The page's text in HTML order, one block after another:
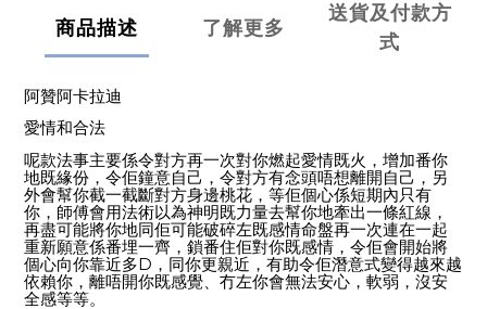
商品描述 了解更多
送貨及付款方
式
阿贊阿卡拉迪
愛情和合法
呢款法事主要係令對方再一次對你燃起愛情既火，增加番你
地既緣份，令佢鐘意自己，令對方有念頭唔想離開自己，另
外會幫你截一截斷對方身邊桃花，等佢個心係短期內只有
你，師傅會用法術以為神明既力量去幫你地牽出一條紅線，
再盡可能將你地同佢可能破碎左既感情命盤再一次連在一起
重新願意係番埋一齊，鎖番住佢對你既感情，令佢會開始將
個心向你靠近多D ，同你更親近，有助令佢潛意式變得越來越
依賴你，離唔開你既感覺、冇左你會無法安心，軟弱，沒安
全感等等。